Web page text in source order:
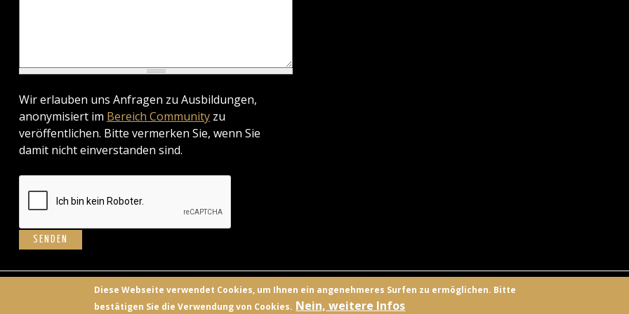
Wir erlauben uns Anfragen zu Ausbildungen,
anonymisiert im Bereich Communityzu
veröffentlichen. Bitte vermerken Sie, wenn Sie
damit nicht einverstanden sind.
BILDUNGSANBIETER KONTAKT FACEBOOK
Diese Webseite verwendet Cookies, um Ihnen ein angenehmeres Surfen zu ermöglichen. Bitte
bestätigen Sie die Verwendung von Cookies. Nein, weitere Infos